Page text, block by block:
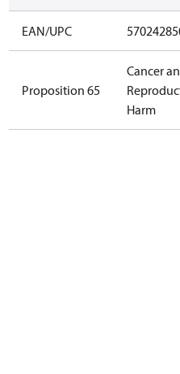
EAN/UPC
Proposition 65
Cancer
Harm